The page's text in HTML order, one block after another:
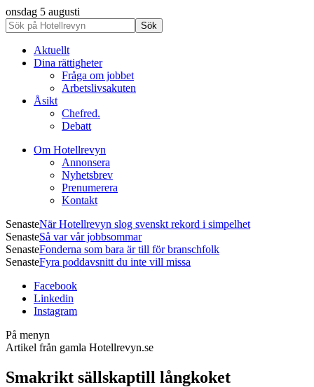
onsdag 5 augusti
Aktuellt
Dina rättigheter
Fråga om jobbet
Arbetslivsakuten
Åsikt
Chefred.
Debatt
Om Hotellrevyn
Annonsera
Nyhetsbrev
Prenumerera
Kontakt
SenasteNär Hotellrevyn slog svenskt rekord i simpelhet
SenasteSå var vår jobbsommar
SenasteFonderna som bara är till för branschfolk
SenasteFyra poddavsnitt du inte vill missa
Facebook
Linkedin
Instagram
På menyn
Artikel från gamla Hotellrevyn.se
Smakrikt sällskaptill långkoket